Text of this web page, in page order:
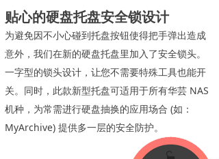
贴心的硬盘托盘安全锁设计
为避免因不小心碰到托盘按钮使得把手弹出造成
意外，我们在新的硬盘托盘里加入了安全锁头。
一字型的锁头设计，让您不需要特殊工具也能开
关。同时，此款新型托盘可适用于所有华芸 NAS
机种，为常需进行硬盘抽换的应用场合 (如：
MyArchive) 提供多一层的安全防护。